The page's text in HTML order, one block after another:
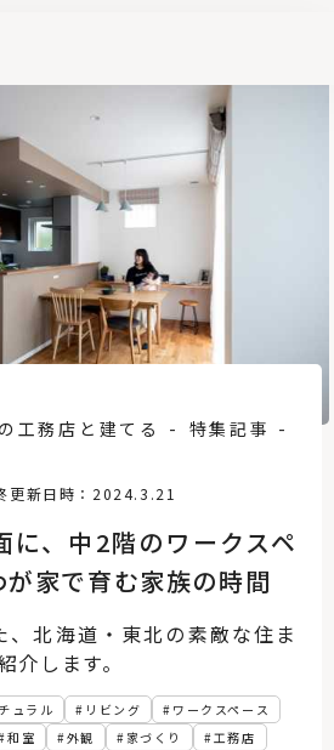
に、中2階のワークスペ
家で育む家族の時間
更新日時：2024.3.21
工務店と建てる
特集記事
ュラル リビング
ワークスペース
和室 外観 家づくり
工務店
北海道・東北の素敵な住ま
介します。